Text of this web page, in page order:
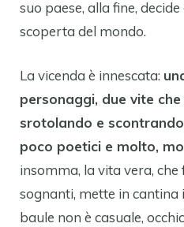
suo paese, alla fine,
scoperta del mondo.
La vicenda è innescata:
personaggi, due vite
srotolando e
poco poetici e molto,
insomma, la vita vera,
sognanti, mette in cantina i
baule non è casuale,